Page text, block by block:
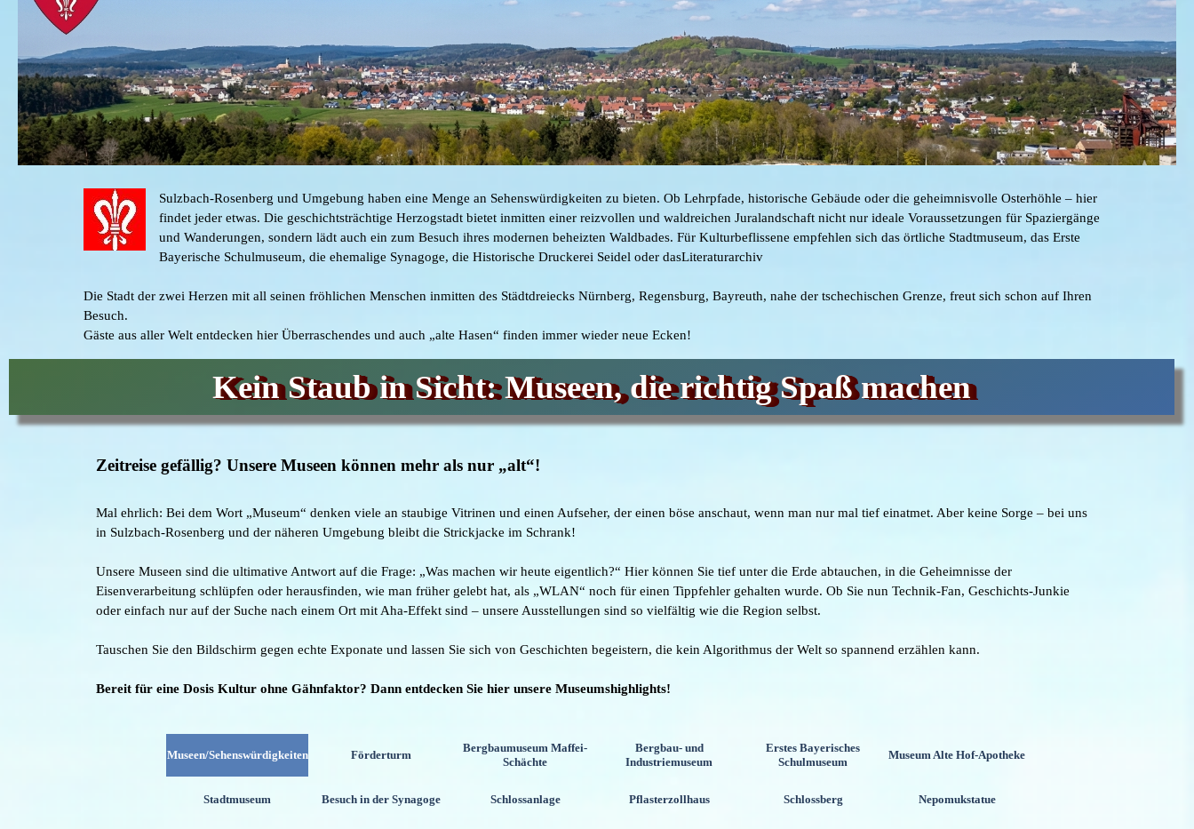
Sulzbach-Rosenberg und Umgebung haben eine Menge an Sehenswürdigkeiten zu bieten. Ob Lehrpfade, historische Gebäude oder die geheimnisvolle Osterhöhle – hier
findet jeder etwas. Die geschichtsträchtige Herzogstadt bietet inmitten einer reizvollen und waldreichen Juralandschaft nicht nur ideale Voraussetzungen für Spaziergänge
und Wanderungen, sondern lädt auch ein zum Besuch ihres modernen beheizten Waldbades. Für Kulturbeflissene empfehlen sich das örtliche Stadtmuseum, das Erste
Bayerische Schulmuseum, die ehemalige Synagoge, die Historische Druckerei Seidel oder dasLiteraturarchiv
Die Stadt der zwei Herzen mit all seinen fröhlichen Menschen inmitten des Städtdreiecks Nürnberg, Regensburg, Bayreuth, nahe der tschechischen Grenze, freut sich schon auf Ihren
Besuch.
Gäste aus aller Welt entdecken hier Überraschendes und auch „alte Hasen“ finden immer wieder neue Ecken!
Kein Staub in Sicht: Museen, die richtig Spaß machen
Zeitreise gefällig? Unsere Museen können mehr als nur „alt“!
Mal ehrlich: Bei dem Wort „Museum“ denken viele an staubige Vitrinen und einen Aufseher, der einen böse anschaut, wenn man nur mal tief einatmet. Aber keine Sorge – bei uns
in Sulzbach-Rosenberg und der näheren Umgebung bleibt die Strickjacke im Schrank!
Unsere Museen sind die ultimative Antwort auf die Frage: „Was machen wir heute eigentlich?“ Hier können Sie tief unter die Erde abtauchen, in die Geheimnisse der
Eisenverarbeitung schlüpfen oder herausfinden, wie man früher gelebt hat, als „WLAN“ noch für einen Tippfehler gehalten wurde. Ob Sie nun Technik-Fan, Geschichts-Junkie
oder einfach nur auf der Suche nach einem Ort mit Aha-Effekt sind – unsere Ausstellungen sind so vielfältig wie die Region selbst.
Tauschen Sie den Bildschirm gegen echte Exponate und lassen Sie sich von Geschichten begeistern, die kein Algorithmus der Welt so spannend erzählen kann.
Bereit für eine Dosis Kultur ohne Gähnfaktor? Dann entdecken Sie hier unsere Museumshighlights!
Museen/Sehenswürdigkeiten Förderturm
Bergbaumuseum Maffei-
Schächte
Bergbau- und
Industriemuseum
Erstes Bayerisches
Schulmuseum
Museum Alte Hof-Apotheke
Stadtmuseum Besuch in der Synagoge Schlossanlage Pflasterzollhaus Schlossberg Nepomukstatue